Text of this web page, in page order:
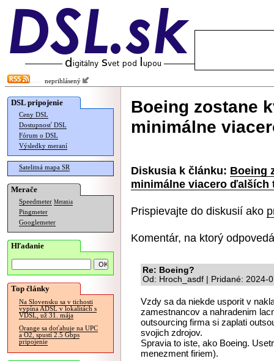
neprihlásený
DSL pripojenie
Ceny DSL
Dostupnosť DSL
Fórum o DSL
Výsledky meraní
Satelitná mapa SR
Merače
Speedmeter Merania
Pingmeter
Googlemeter
Hľadanie
Top články
Na Slovensku sa v tichosti
vypína ADSL v lokalitách s
VDSL, už 31. mája
Orange sa doťahuje na UPC
a O2, spustí 2.5 Gbps
pripojenie
Boeing zostane
minimálne
Diskusia k článku: Boeing
minimálne viacero ďalších
Prispievajte do diskusií ako
Komentár, na ktorý
Re: Boeing?
Od: Hroch_asdf | Pridané: 2024-
Vzdy sa da niekde usporit v
zamestnancov a nahradenim
outsourcing firma si zaplati
svojich zdrojov.
Spravia to iste, ako Boeing.
menezment firiem).